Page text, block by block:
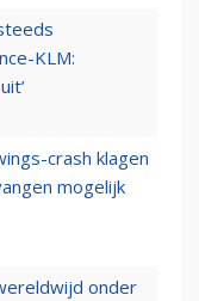
KLM:
crash klagen
mogelijk
onder